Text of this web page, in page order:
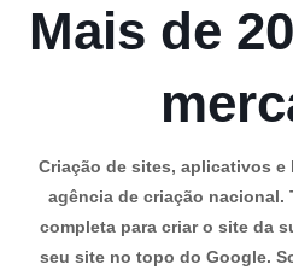
Mais de
Criação de sites, aplicativos
agência de criação nacional.
completa para criar o site da
seu site no topo do Google.